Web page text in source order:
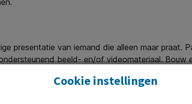
presentatie van iemand die alleen maar praat.
beeld- en/of videomateriaal.
bruggetje te slaan naar het volgende
Cookie instellingen